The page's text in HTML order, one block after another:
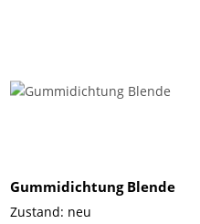
Gummidichtung Blende
Zustand: neu